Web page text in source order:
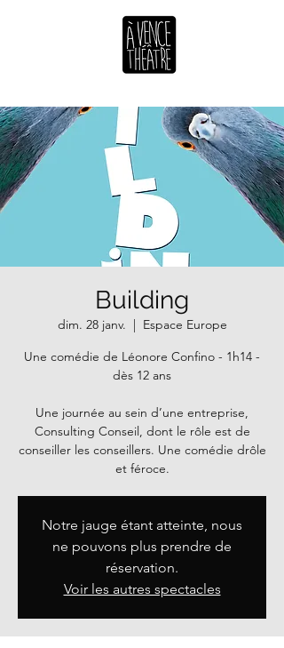
Building
dim. 28 janv.
  |
Espace Europe
Une comédie de Léonore Confino - 1h14 -
dès 12 ans
Une journée au sein d’une entreprise,
Consulting Conseil, dont le rôle est de
conseiller les conseillers. Une comédie drôle
et féroce.
Notre jauge étant atteinte, nous
ne pouvons plus prendre de
réservation.
Voir les autres spectacles